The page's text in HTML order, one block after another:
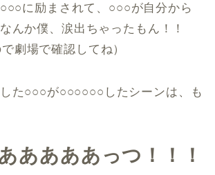
に励まされて、○○○が自分から
んか僕、涙出ちゃったもん！！
劇場で確認してね）
た○○○が○○○○○○したシーンは、も
ああああっつ！！！